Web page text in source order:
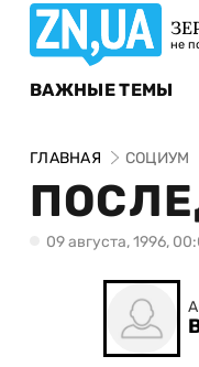
не
ВАЖНЫЕ ТЕМЫ
ГЛАВНАЯ СОЦИУМ
09 августа, 1996,